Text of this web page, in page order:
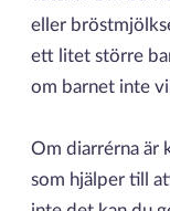
eller
ett litet större
om barnet inte
Om diarrérna är
som hjälper till